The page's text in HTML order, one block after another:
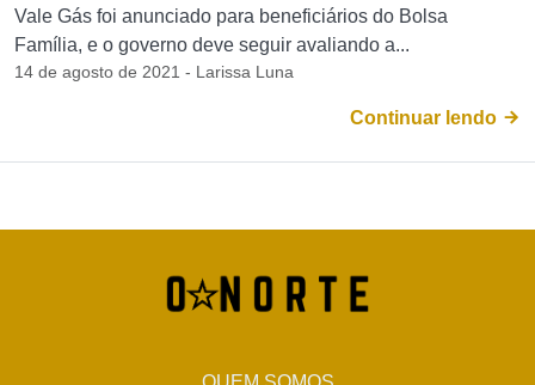
Vale Gás foi anunciado para beneficiários do Bolsa
Família, e o governo deve seguir avaliando a...
14 de agosto de 2021 - Larissa Luna
Continuar lendo